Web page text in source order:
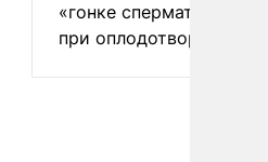
«гонке
при оплодотворении